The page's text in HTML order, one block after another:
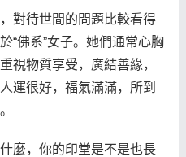
對待世間的問題比較看得
“佛系”女子。她們通常心胸
視物質享受，廣結善緣，
運很好，福氣滿滿，所到
麼，你的印堂是不是也長